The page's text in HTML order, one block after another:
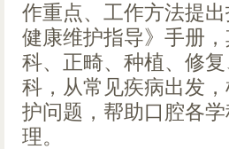
作重点、工作方法提
健康维护指导》手册
科、正畸、种植、修
科，从常见疾病出发
护问题，帮助口腔各
理。